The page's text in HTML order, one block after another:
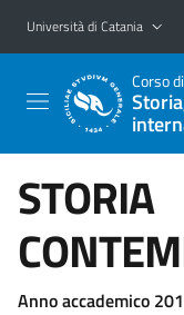
Vai al contenuto
Vai al menu di
Università di Catania
Corso
STORIA
Anno accademico